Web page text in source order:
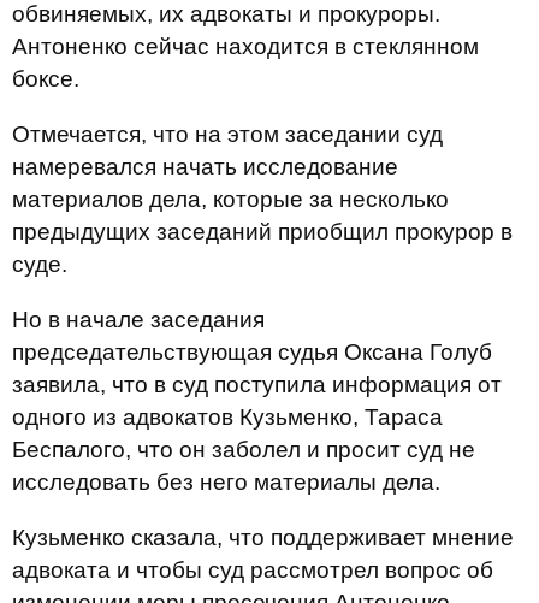
обвиняемых, их адвокаты и прокуроры.
Антоненко сейчас находится в стеклянном
боксе.
Отмечается, что на этом заседании суд
намеревался начать исследование
материалов дела, которые за несколько
предыдущих заседаний приобщил прокурор в
суде.
Но в начале заседания
председательствующая судья Оксана Голуб
заявила, что в суд поступила информация от
одного из адвокатов Кузьменко, Тараса
Беспалого, что он заболел и просит суд не
исследовать без него материалы дела.
Кузьменко сказала, что поддерживает мнение
адвоката и чтобы суд рассмотрел вопрос об